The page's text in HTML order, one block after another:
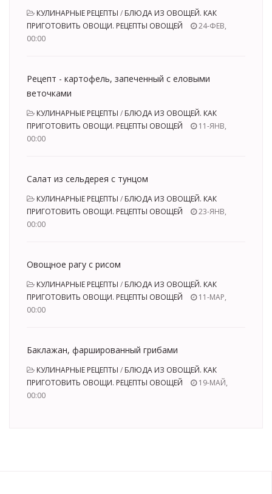
КУЛИНАРНЫЕ РЕЦЕПТЫ / БЛЮДА ИЗ ОВОЩЕЙ. КАК
ПРИГОТОВИТЬ ОВОЩИ. РЕЦЕПТЫ ОВОЩЕЙ
24-ФЕВ,
00:00
Рецепт - картофель, запеченный с еловыми
веточками
КУЛИНАРНЫЕ РЕЦЕПТЫ / БЛЮДА ИЗ ОВОЩЕЙ. КАК
ПРИГОТОВИТЬ ОВОЩИ. РЕЦЕПТЫ ОВОЩЕЙ
11-ЯНВ,
00:00
Салат из сельдерея с тунцом
КУЛИНАРНЫЕ РЕЦЕПТЫ / БЛЮДА ИЗ ОВОЩЕЙ. КАК
ПРИГОТОВИТЬ ОВОЩИ. РЕЦЕПТЫ ОВОЩЕЙ
23-ЯНВ,
00:00
Овощное рагу с рисом
КУЛИНАРНЫЕ РЕЦЕПТЫ / БЛЮДА ИЗ ОВОЩЕЙ. КАК
ПРИГОТОВИТЬ ОВОЩИ. РЕЦЕПТЫ ОВОЩЕЙ
11-МАР,
00:00
Баклажан, фаршированный грибами
КУЛИНАРНЫЕ РЕЦЕПТЫ / БЛЮДА ИЗ ОВОЩЕЙ. КАК
ПРИГОТОВИТЬ ОВОЩИ. РЕЦЕПТЫ ОВОЩЕЙ
19-МАЙ,
00:00